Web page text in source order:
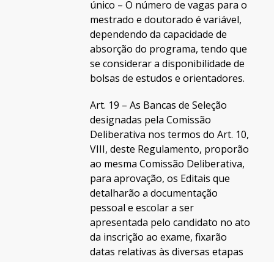
único – O número de vagas para o
mestrado e doutorado é variável,
dependendo da capacidade de
absorção do programa, tendo que
se considerar a disponibilidade de
bolsas de estudos e orientadores.
Art. 19 – As Bancas de Seleção
designadas pela Comissão
Deliberativa nos termos do Art. 10,
VIII, deste Regulamento, proporão
ao mesma Comissão Deliberativa,
para aprovação, os Editais que
detalharão a documentação
pessoal e escolar a ser
apresentada pelo candidato no ato
da inscrição ao exame, fixarão
datas relativas às diversas etapas